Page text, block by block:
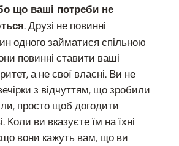
що ваші потреби не
. Друзі не повинні
одного займатися спільною
повинні ставити ваші
а не свої власні. Ви не
з відчуттям, що зробили
просто щоб догодити
Коли ви вказуєте їм на їхні
вони кажуть вам, що ви